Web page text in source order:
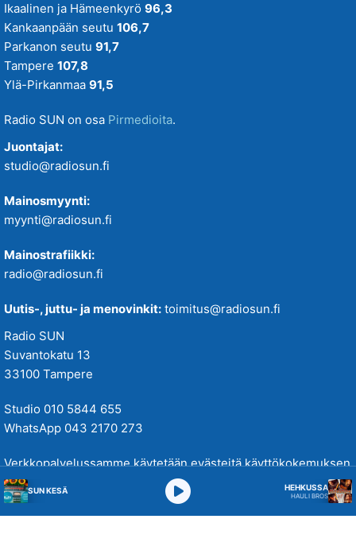
Ikaalinen ja Hämeenkyrö 96,3
Kankaanpään seutu 106,7
Parkanon seutu 91,7
Tampere 107,8
Ylä-Pirkanmaa 91,5
Radio SUN on osa Pirmedioita.
Juontajat:
studio@radiosun.fi
Mainosmyynti:
myynti@radiosun.fi
Mainostrafiikki:
radio@radiosun.fi
Uutis-, juttu- ja menovinkit: toimitus@radiosun.fi
Radio SUN
Suvantokatu 13
33100 Tampere
Studio 010 5844 655
WhatsApp 043 2170 273
Verkkopalvelussamme käytetään evästeitä käyttökokemuksen
parantamiseksi. Tutustu tietosuojakäytäntöihimmetäällä.
SUN KESÄ HEHKUSSA
HAULI BROS